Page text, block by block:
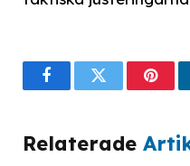
FacebookTwitter
Relaterade